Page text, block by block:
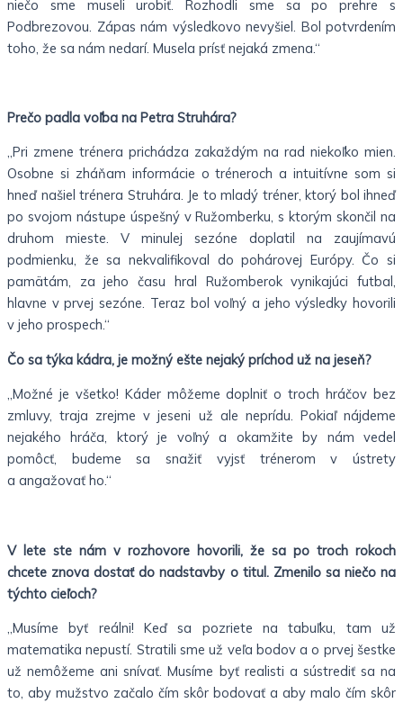
niečo sme museli urobiť. Rozhodli sme sa po prehre s
Podbrezovou. Zápas nám výsledkovo nevyšiel. Bol potvrdením
toho, že sa nám nedarí. Musela prísť nejaká zmena.“
Prečo padla voľba na Petra Struhára?
„Pri zmene trénera prichádza zakaždým na rad niekoľko mien.
Osobne si zháňam informácie o tréneroch a intuitívne som si
hneď našiel trénera Struhára. Je to mladý tréner, ktorý bol ihneď
po svojom nástupe úspešný v Ružomberku, s ktorým skončil na
druhom mieste. V minulej sezóne doplatil na zaujímavú
podmienku, že sa nekvalifikoval do pohárovej Európy. Čo si
pamätám, za jeho času hral Ružomberok vynikajúci futbal,
hlavne v prvej sezóne. Teraz bol voľný a jeho výsledky hovorili
v jeho prospech.“
Čo sa týka kádra, je možný ešte nejaký príchod už na jeseň?
„Možné je všetko! Káder môžeme doplniť o troch hráčov bez
zmluvy, traja zrejme v jeseni už ale neprídu. Pokiaľ nájdeme
nejakého hráča, ktorý je voľný a okamžite by nám vedel
pomôcť, budeme sa snažiť vyjsť trénerom v ústrety
a angažovať ho.“
V lete ste nám v rozhovore hovorili, že sa po troch rokoch
chcete znova dostať do nadstavby o titul. Zmenilo sa niečo na
týchto cieľoch?
„Musíme byť reálni! Keď sa pozriete na tabuľku, tam už
matematika nepustí. Stratili sme už veľa bodov a o prvej šestke
už nemôžeme ani snívať. Musíme byť realisti a sústrediť sa na
to, aby mužstvo začalo čím skôr bodovať a aby malo čím skôr